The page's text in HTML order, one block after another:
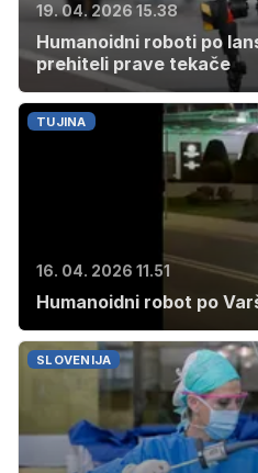
19. 04. 2026 15.38
Humanoidni roboti po
prehiteli prave tekače
TUJINA
16. 04. 2026 11.51
Humanoidni robot po
SLOVENIJA